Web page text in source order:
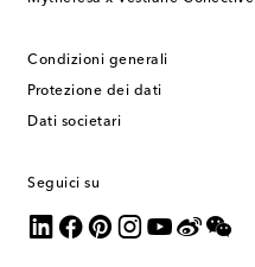
Condizioni generali
Protezione dei dati
Dati societari
Seguici su